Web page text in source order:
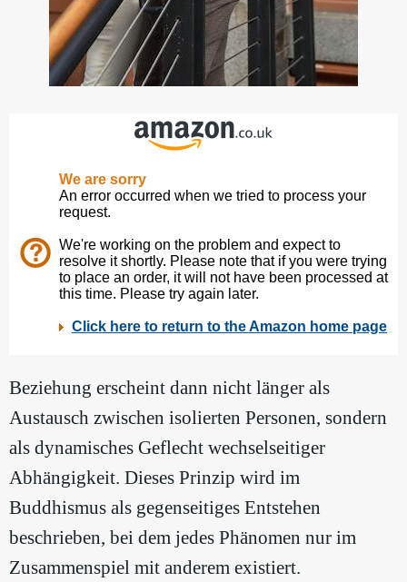
Beziehung erscheint dann nicht länger als
Austausch zwischen isolierten Personen, sondern
als dynamisches Geflecht wechselseitiger
Abhängigkeit. Dieses Prinzip wird im
Buddhismus als gegenseitiges Entstehen
beschrieben, bei dem jedes Phänomen nur im
Zusammenspiel mit anderem existiert.